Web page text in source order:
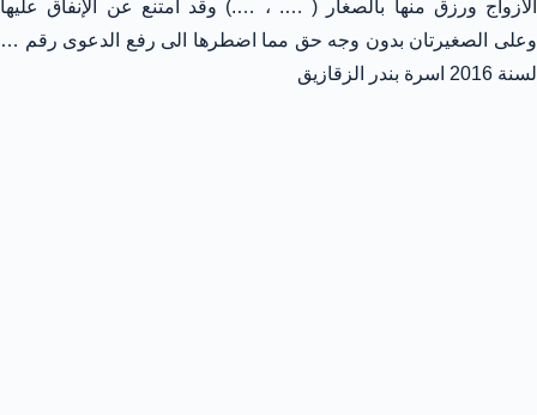
الأزواج ورزق منها بالصغار ( …. ، ….) وقد امتنع عن الإنفاق عليها
وعلى الصغيرتان بدون وجه حق مما اضطرها الى رفع الدعوى رقم …
لسنة 2016 اسرة بندر الزقازيق